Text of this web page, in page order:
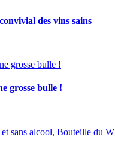
des vins sains
grosse bulle !